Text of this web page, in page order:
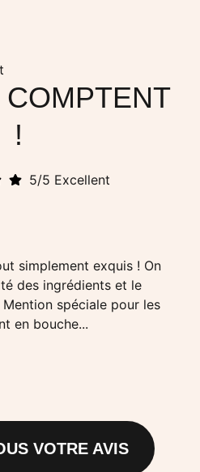
!
5/5 Excellent
simplement exquis ! On
des ingrédients et le
spéciale pour les
en bouche...
VOTRE AVIS